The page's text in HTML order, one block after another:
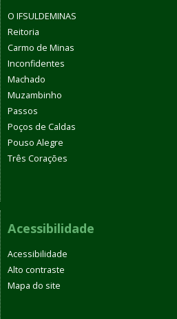
O IFSULDEMINAS
Reitoria
Carmo de Minas
Inconfidentes
Machado
Muzambinho
Passos
Poços de Caldas
Pouso Alegre
Três Corações
Acessibilidade
Acessibilidade
Alto contraste
Mapa do site